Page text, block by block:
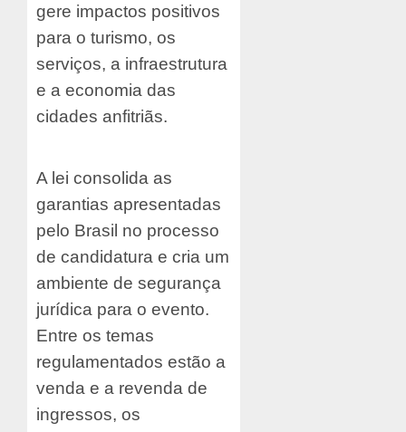
gere impactos positivos
para o turismo, os
serviços, a infraestrutura
e a economia das
cidades anfitriãs.
A lei consolida as
garantias apresentadas
pelo Brasil no processo
de candidatura e cria um
ambiente de segurança
jurídica para o evento.
Entre os temas
regulamentados estão a
venda e a revenda de
ingressos, os